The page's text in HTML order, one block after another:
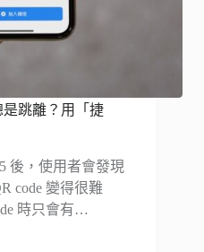
是跳離？用「捷
後，使用者會發現
code 變得很難
時只會有…